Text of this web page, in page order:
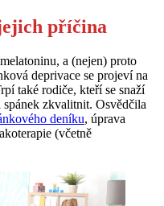
příčina
a (nejen) proto
deprivace se projeví na
také rodiče, kteří se snaží
zkvalitnit. Osvědčila
deníku, úprava
(včetně